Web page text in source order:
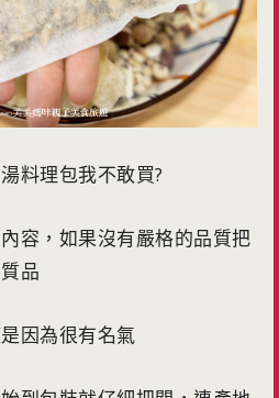
料理包我不敢買?
容，如果沒有嚴格的品質把
品
因為很有名氣